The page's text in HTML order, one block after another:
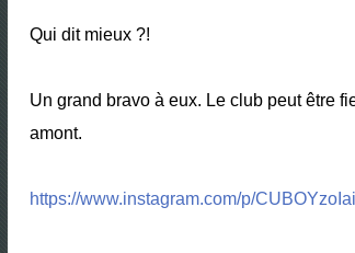
Qui dit mieux ?!
Un grand bravo à eux. Le club peut être
amont.
https://www.instagram.com/p/